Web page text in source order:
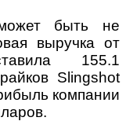
быть не
выручка от
155.1
Slingshot
компании